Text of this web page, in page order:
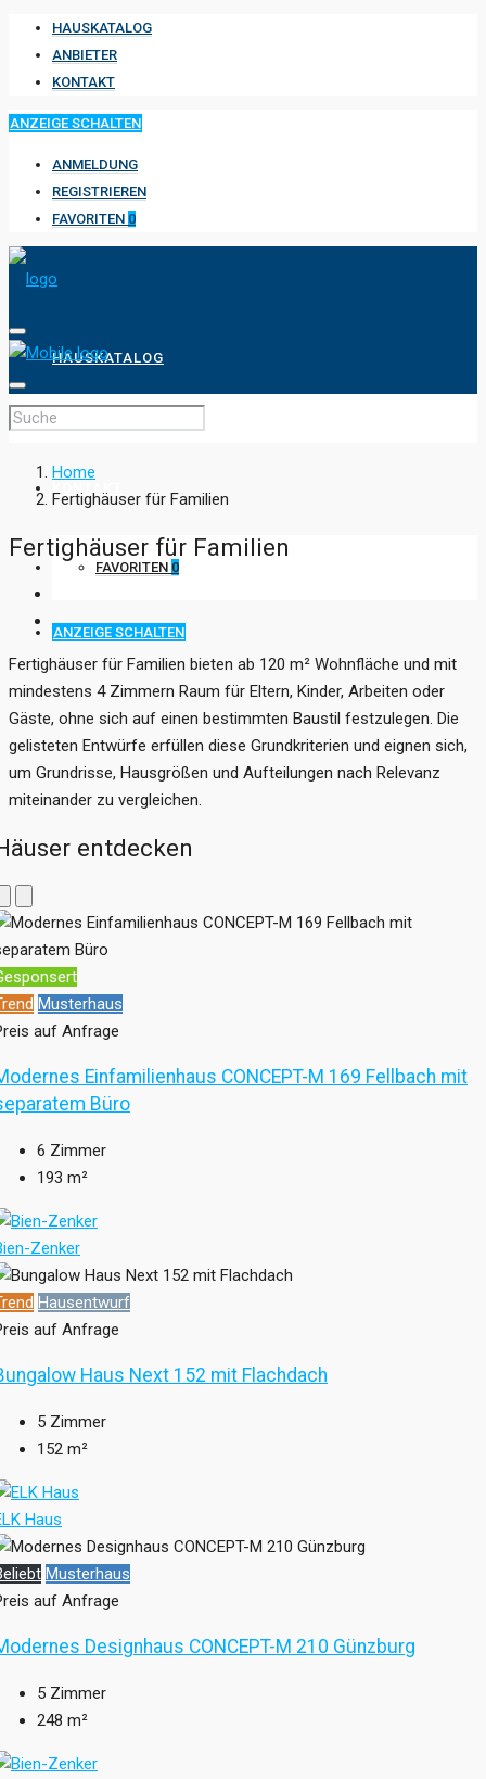
HAUSKATALOG
ANBIETER
KONTAKT
ANZEIGE SCHALTEN
ANMELDUNG
REGISTRIEREN
FAVORITEN 0
HAUSKATALOG
ANBIETER
FAVORITEN 0
ANZEIGE SCHALTEN
Home
Fertighäuser für Familien
Fertighäuser für Familien
Fertighäuser für Familien bieten ab 120 m² Wohnfläche und mit
mindestens 4 Zimmern Raum für Eltern, Kinder, Arbeiten oder
Gäste, ohne sich auf einen bestimmten Baustil festzulegen. Die
gelisteten Entwürfe erfüllen diese Grundkriterien und eignen sich,
um Grundrisse, Hausgrößen und Aufteilungen nach Relevanz
miteinander zu vergleichen.
entdecken
Musterhaus
auf Anfrage
Einfamilienhaus CONCEPT-M 169 Fellbach mit
Büro
6 Zimmer
193 m²
Zenker
Hausentwurf
auf Anfrage
Haus Next 152 mit Flachdach
5 Zimmer
152 m²
Haus
Musterhaus
auf Anfrage
Designhaus CONCEPT-M 210 Günzburg
5 Zimmer
248 m²